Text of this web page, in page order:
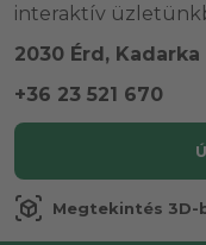
interaktív
2030 Érd, Kadarka
+36 23 521 670
view_in_ar Megtekintés 3D-